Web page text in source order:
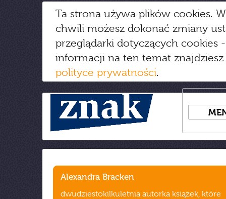
Ta strona używa plików cookies.
chwili możesz dokonać zmiany
przeglądarki dotyczących cookies
informacji na ten temat
polityce prywatności.
Alexandra Bracken
dwudziestokilkuletnia autorka książek, które